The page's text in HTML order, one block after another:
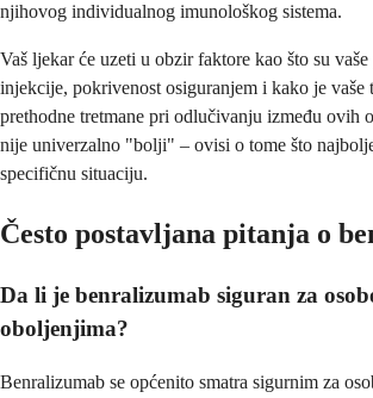
njihovog individualnog imunološkog sistema.
Vaš ljekar će uzeti u obzir faktore kao što su vaše
injekcije, pokrivenost osiguranjem i kako je vaše
prethodne tretmane pri odlučivanju između ovih
nije univerzalno "bolji" – ovisi o tome što
specifičnu situaciju.
Često postavljana pitanja o
Da li je benralizumab siguran za
oboljenjima?
Benralizumab se općenito smatra sigurnim za